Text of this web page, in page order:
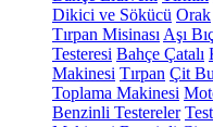
Dikici ve Sökücü Orak
Tırpan Misinası Aşı
Testeresi Bahçe Çatalı
Makinesi Tırpan Çit
Toplama Makinesi
Benzinli Testereler